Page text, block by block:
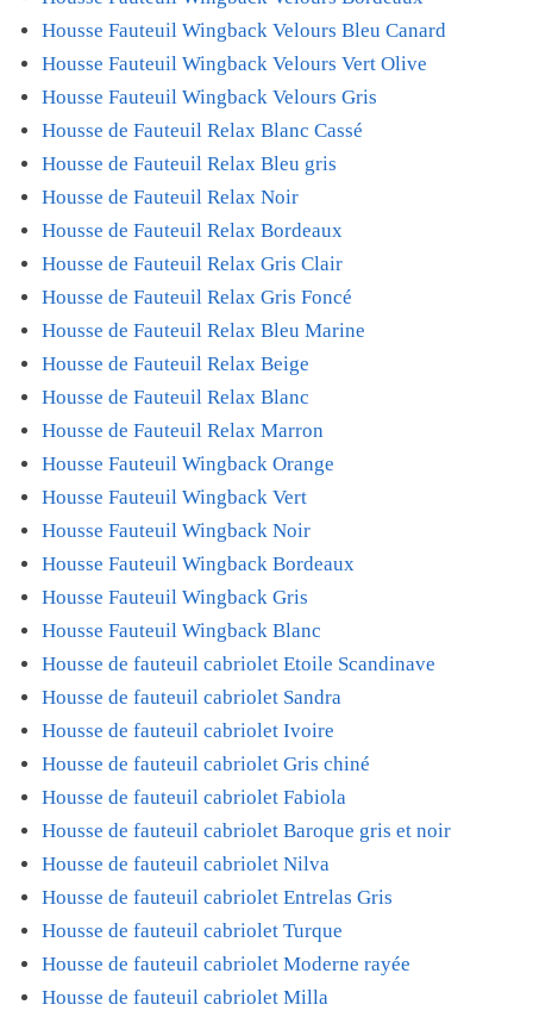
Housse Fauteuil Wingback Velours Bleu Canard
Housse Fauteuil Wingback Velours Vert Olive
Housse Fauteuil Wingback Velours Gris
Housse de Fauteuil Relax Blanc Cassé
Housse de Fauteuil Relax Bleu gris
Housse de Fauteuil Relax Noir
Housse de Fauteuil Relax Bordeaux
Housse de Fauteuil Relax Gris Clair
Housse de Fauteuil Relax Gris Foncé
Housse de Fauteuil Relax Bleu Marine
Housse de Fauteuil Relax Beige
Housse de Fauteuil Relax Blanc
Housse de Fauteuil Relax Marron
Housse Fauteuil Wingback Orange
Housse Fauteuil Wingback Vert
Housse Fauteuil Wingback Noir
Housse Fauteuil Wingback Bordeaux
Housse Fauteuil Wingback Gris
Housse Fauteuil Wingback Blanc
Housse de fauteuil cabriolet Etoile Scandinave
Housse de fauteuil cabriolet Sandra
Housse de fauteuil cabriolet Ivoire
Housse de fauteuil cabriolet Gris chiné
Housse de fauteuil cabriolet Fabiola
Housse de fauteuil cabriolet Baroque gris et noir
Housse de fauteuil cabriolet Nilva
Housse de fauteuil cabriolet Entrelas Gris
Housse de fauteuil cabriolet Turque
Housse de fauteuil cabriolet Moderne rayée
Housse de fauteuil cabriolet Milla